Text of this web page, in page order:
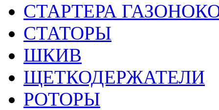
СТАРТЕРА
СТАТОРЫ
ШКИВ
ЩЕТКОДЕРЖАТЕЛИ
РОТОРЫ